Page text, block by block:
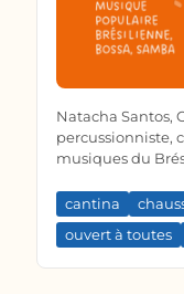
Natacha Santos,
percussionniste,
musiques du
piano...
cantina
ouvert à toutes